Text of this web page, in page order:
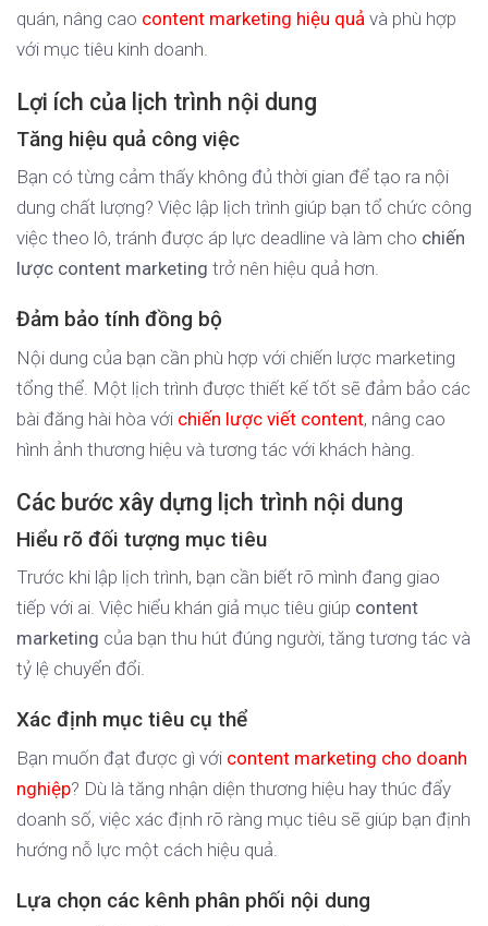
quán, nâng cao content marketing hiệu quả và phù hợp
với mục tiêu kinh doanh.
Lợi ích của lịch trình nội dung
Tăng hiệu quả công việc
Bạn có từng cảm thấy không đủ thời gian để tạo ra nội
dung chất lượng? Việc lập lịch trình giúp bạn tổ chức công
việc theo lô, tránh được áp lực deadline và làm cho chiến
lược content marketing trở nên hiệu quả hơn.
Đảm bảo tính đồng bộ
Nội dung của bạn cần phù hợp với chiến lược marketing
tổng thể. Một lịch trình được thiết kế tốt sẽ đảm bảo các
bài đăng hài hòa với chiến lược viết content, nâng cao
hình ảnh thương hiệu và tương tác với khách hàng.
Các bước xây dựng lịch trình nội dung
Hiểu rõ đối tượng mục tiêu
Trước khi lập lịch trình, bạn cần biết rõ mình đang giao
tiếp với ai. Việc hiểu khán giả mục tiêu giúp content
marketing của bạn thu hút đúng người, tăng tương tác và
tỷ lệ chuyển đổi.
Xác định mục tiêu cụ thể
Bạn muốn đạt được gì với content marketing cho doanh
nghiệp? Dù là tăng nhận diện thương hiệu hay thúc đẩy
doanh số, việc xác định rõ ràng mục tiêu sẽ giúp bạn định
hướng nỗ lực một cách hiệu quả.
Lựa chọn các kênh phân phối nội dung